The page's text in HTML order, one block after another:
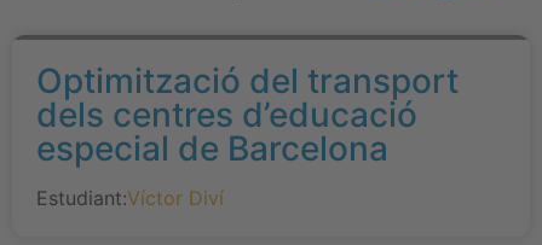
Optimització del transport
dels centres d’educació
especial de Barcelona
Estudiant:Víctor Diví